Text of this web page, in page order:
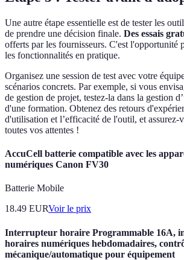
Une autre étape essentielle est de tester les
de prendre une décision finale. Des essais
offerts par les fournisseurs. C'est l'opportunité
les fonctionnalités en pratique.
Organisez une session de test avec votre
scénarios concrets. Par exemple, si vous
de gestion de projet, testez-la dans la gestion
d'une formation. Obtenez des retours
d'utilisation et l’efficacité de l'outil, et assurez-
toutes vos attentes !
AccuCell batterie compatible avec les
numériques Canon FV30
Batterie Mobile
18.49 EURVoir le prix
Interrupteur horaire Programmable 16A,
horaires numériques hebdomadaires,
mécanique/automatique pour équipement